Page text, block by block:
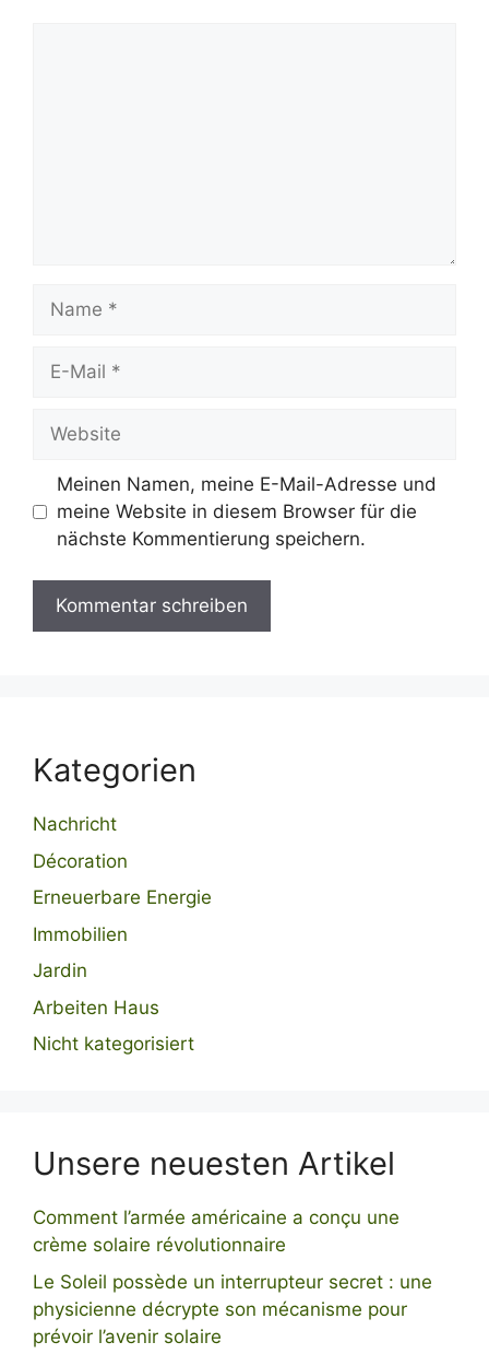
Mail
Meinen Namen, meine E-Mail-Adresse und
meine Website in diesem Browser für die
nächste Kommentierung speichern.
Kategorien
Nachricht
Décoration
Erneuerbare Energie
Immobilien
Jardin
Arbeiten Haus
Nicht kategorisiert
Unsere neuesten Artikel
Comment l’armée américaine a conçu une
crème solaire révolutionnaire
Le Soleil possède un interrupteur secret : une
physicienne décrypte son mécanisme pour
prévoir l’avenir solaire